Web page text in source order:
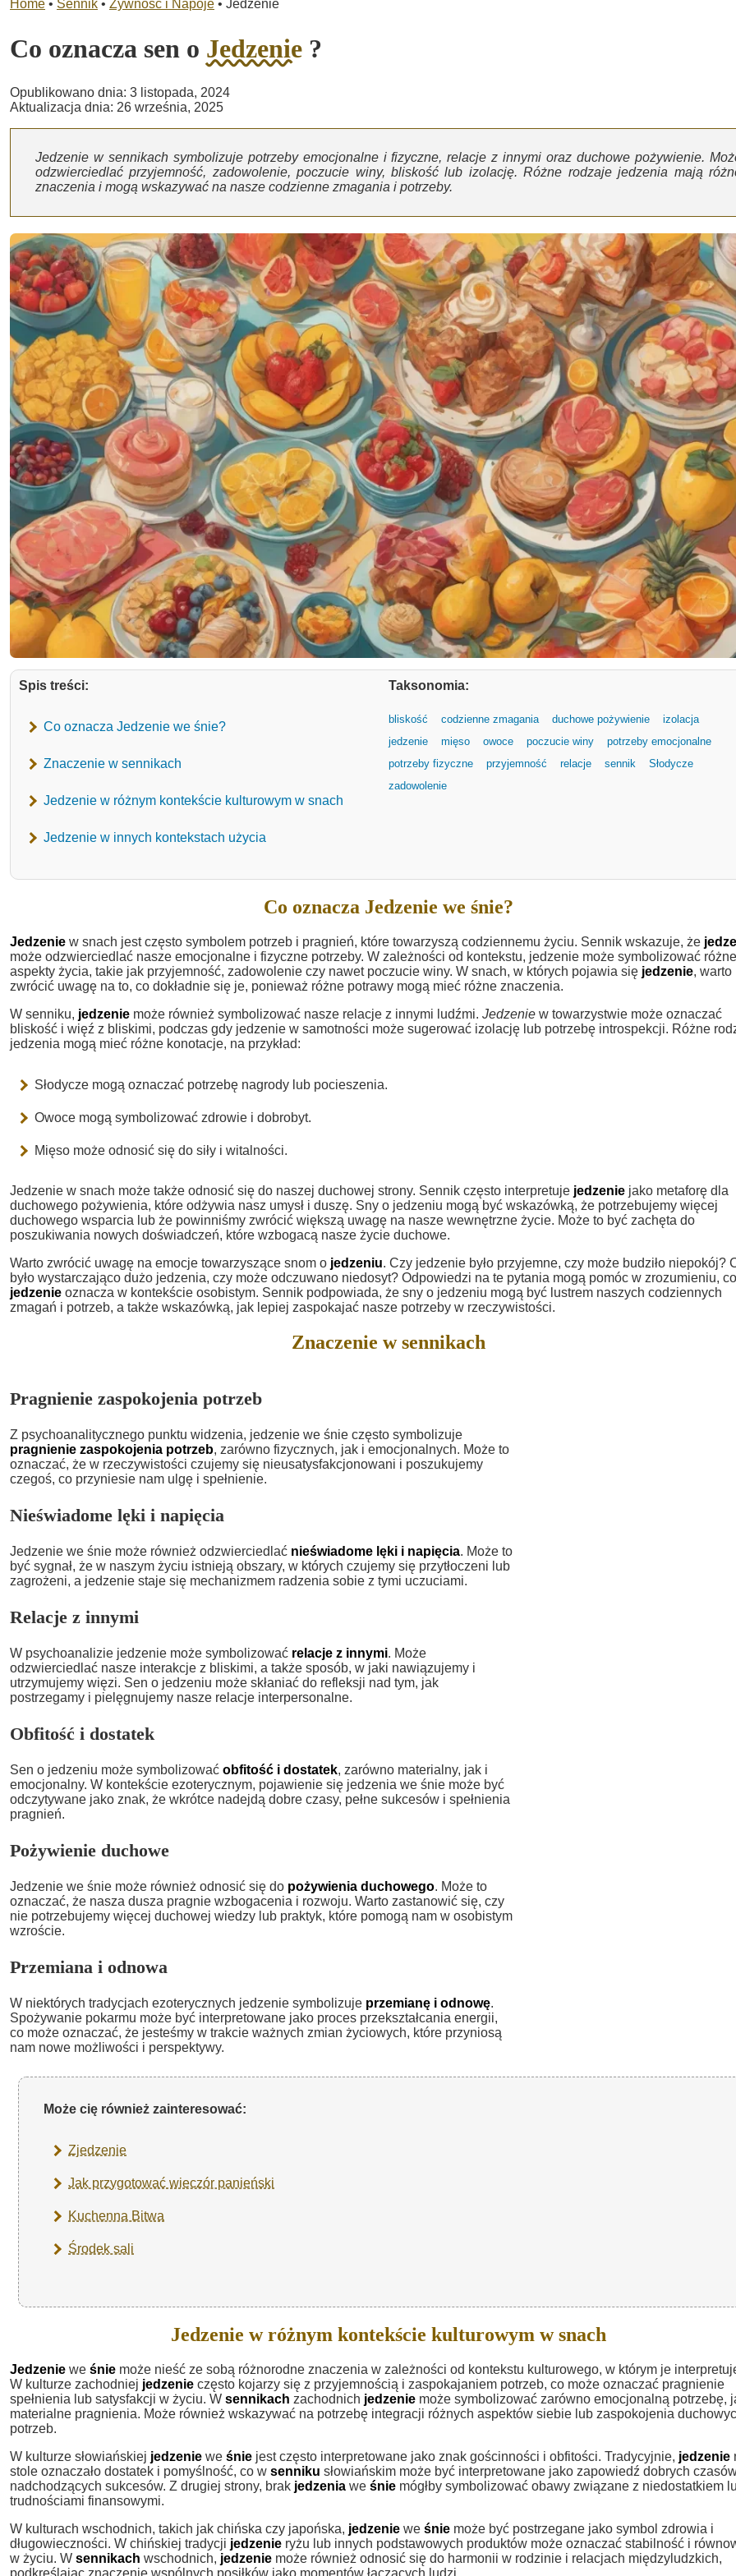
Home • Sennik • Żywność i Napoje • Jedzenie
Co oznacza sen o Jedzenie ?
Opublikowano dnia: 3 listopada, 2024
Aktualizacja dnia: 26 września, 2025
Jedzenie w sennikach symbolizuje potrzeby emocjonalne i fizyczne, relacje z innymi oraz duchowe pożywienie.
odzwierciedlać przyjemność, zadowolenie, poczucie winy, bliskość lub izolację. Różne rodzaje jedzenia mają
znaczenia i mogą wskazywać na nasze codzienne zmagania i potrzeby.
Spis treści:
Co oznacza Jedzenie we śnie?
Znaczenie w sennikach
Jedzenie w różnym kontekście kulturowym w snach
Jedzenie w innych kontekstach użycia
Taksonomia:
bliskość codzienne zmagania duchowe pożywienie
izolacja
jedzenie
mięso owoce poczucie winy
potrzeby emocjonalne
potrzeby fizyczne
przyjemność relacje sennik
Słodycze
zadowolenie
Co oznacza Jedzenie we śnie?
Jedzenie w snach jest często symbolem potrzeb i pragnień, które towarzyszą codziennemu życiu. Sennik wskazuje, że
może odzwierciedlać nasze emocjonalne i fizyczne potrzeby. W zależności od kontekstu, jedzenie może symbolizować różne
aspekty życia, takie jak przyjemność, zadowolenie czy nawet poczucie winy. W snach, w których pojawia się jedzenie, warto
zwrócić uwagę na to, co dokładnie się je, ponieważ różne potrawy mogą mieć różne znaczenia.
W senniku, jedzenie może również symbolizować nasze relacje z innymi ludźmi. Jedzenie w towarzystwie może oznaczać
bliskość i więź z bliskimi, podczas gdy jedzenie w samotności może sugerować izolację lub potrzebę introspekcji. Różne
jedzenia mogą mieć różne konotacje, na przykład:
Słodycze mogą oznaczać potrzebę nagrody lub pocieszenia.
Owoce mogą symbolizować zdrowie i dobrobyt.
Mięso może odnosić się do siły i witalności.
Jedzenie w snach może także odnosić się do naszej duchowej strony. Sennik często interpretuje jedzenie jako metaforę dla
duchowego pożywienia, które odżywia nasz umysł i duszę. Sny o jedzeniu mogą być wskazówką, że potrzebujemy więcej
duchowego wsparcia lub że powinniśmy zwrócić większą uwagę na nasze wewnętrzne życie. Może to być zachęta do
poszukiwania nowych doświadczeń, które wzbogacą nasze życie duchowe.
Warto zwrócić uwagę na emocje towarzyszące snom o jedzeniu. Czy jedzenie było przyjemne, czy może budziło niepokój?
było wystarczająco dużo jedzenia, czy może odczuwano niedosyt? Odpowiedzi na te pytania mogą pomóc w zrozumieniu, co
jedzenie oznacza w kontekście osobistym. Sennik podpowiada, że sny o jedzeniu mogą być lustrem naszych codziennych
zmagań i potrzeb, a także wskazówką, jak lepiej zaspokajać nasze potrzeby w rzeczywistości.
Znaczenie w sennikach
Pragnienie zaspokojenia potrzeb
Z psychoanalitycznego punktu widzenia, jedzenie we śnie często symbolizuje
pragnienie zaspokojenia potrzeb, zarówno fizycznych, jak i emocjonalnych. Może to
oznaczać, że w rzeczywistości czujemy się nieusatysfakcjonowani i poszukujemy
czegoś, co przyniesie nam ulgę i spełnienie.
Nieświadome lęki i napięcia
Jedzenie we śnie może również odzwierciedlać nieświadome lęki i napięcia. Może to
być sygnał, że w naszym życiu istnieją obszary, w których czujemy się przytłoczeni lub
zagrożeni, a jedzenie staje się mechanizmem radzenia sobie z tymi uczuciami.
Relacje z innymi
W psychoanalizie jedzenie może symbolizować relacje z innymi. Może
odzwierciedlać nasze interakcje z bliskimi, a także sposób, w jaki nawiązujemy i
utrzymujemy więzi. Sen o jedzeniu może skłaniać do refleksji nad tym, jak
postrzegamy i pielęgnujemy nasze relacje interpersonalne.
Obfitość i dostatek
Sen o jedzeniu może symbolizować obfitość i dostatek, zarówno materialny, jak i
emocjonalny. W kontekście ezoterycznym, pojawienie się jedzenia we śnie może być
odczytywane jako znak, że wkrótce nadejdą dobre czasy, pełne sukcesów i spełnienia
pragnień.
Pożywienie duchowe
Jedzenie we śnie może również odnosić się do pożywienia duchowego. Może to
oznaczać, że nasza dusza pragnie wzbogacenia i rozwoju. Warto zastanowić się, czy
nie potrzebujemy więcej duchowej wiedzy lub praktyk, które pomogą nam w osobistym
wzroście.
Przemiana i odnowa
W niektórych tradycjach ezoterycznych jedzenie symbolizuje przemianę i odnowę.
Spożywanie pokarmu może być interpretowane jako proces przekształcania energii,
co może oznaczać, że jesteśmy w trakcie ważnych zmian życiowych, które przyniosą
nam nowe możliwości i perspektywy.
Może cię również zainteresować:
Zjedzenie
Jak przygotować wieczór panieński
Kuchenna Bitwa
Środek sali
Jedzenie w różnym kontekście kulturowym w snach
Jedzenie we śnie może nieść ze sobą różnorodne znaczenia w zależności od kontekstu kulturowego, w którym je
W kulturze zachodniej jedzenie często kojarzy się z przyjemnością i zaspokajaniem potrzeb, co może oznaczać pragnienie
spełnienia lub satysfakcji w życiu. W sennikach zachodnich jedzenie może symbolizować zarówno emocjonalną potrzebę,
materialne pragnienia. Może również wskazywać na potrzebę integracji różnych aspektów siebie lub zaspokojenia
potrzeb.
W kulturze słowiańskiej jedzenie we śnie jest często interpretowane jako znak gościnności i obfitości. Tradycyjnie, jedzenie
stole oznaczało dostatek i pomyślność, co w senniku słowiańskim może być interpretowane jako zapowiedź dobrych
nadchodzących sukcesów. Z drugiej strony, brak jedzenia we śnie mógłby symbolizować obawy związane z niedostatkiem
trudnościami finansowymi.
W kulturach wschodnich, takich jak chińska czy japońska, jedzenie we śnie może być postrzegane jako symbol zdrowia i
długowieczności. W chińskiej tradycji jedzenie ryżu lub innych podstawowych produktów może oznaczać stabilność i
w życiu. W sennikach wschodnich, jedzenie może również odnosić się do harmonii w rodzinie i relacjach międzyludzkich,
podkreślając znaczenie wspólnych posiłków jako momentów łączących ludzi.